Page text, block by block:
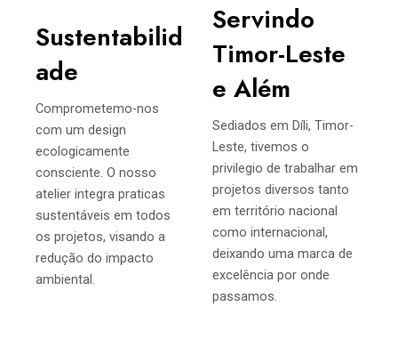
Sustentabilid
ade
Comprometemo-nos
com um design
ecologicamente
consciente. O nosso
atelier integra praticas
sustentáveis em todos
os projetos, visando a
redução do impacto
ambiental.
Servindo
Timor-Leste
e Além
Sediados em Díli, Timor-
Leste, tivemos o
privilegio de trabalhar em
projetos diversos tanto
em território nacional
como internacional,
deixando uma marca de
excelência por onde
passamos.